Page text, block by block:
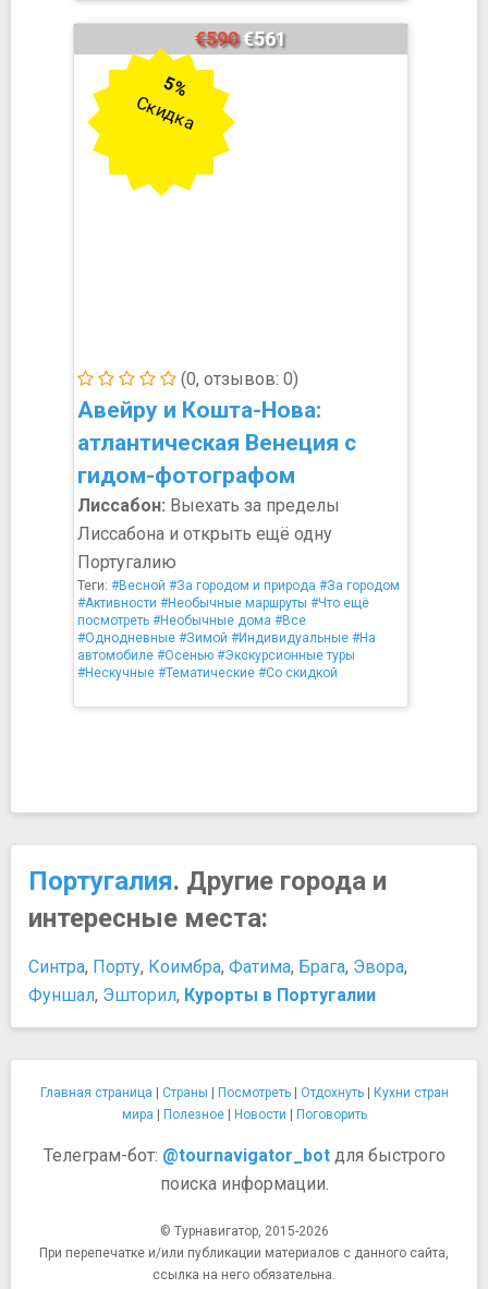
(0, отзывов: 0)
Авейру и Кошта-Нова:
атлантическая Венеция с
гидом-фотографом
€590€561
5%
Скидка
Лиссабон: Выехать за пределы
Лиссабона и открыть ещё одну
Португалию
Теги: #Весной #За городом и природа #За городом
#Активности #Необычные маршруты #Что ещё
посмотреть #Необычные дома #Все
#Однодневные #Зимой #Индивидуальные #На
автомобиле #Осенью #Экскурсионные туры
#Нескучные #Тематические #Со скидкой
Португалия. Другие города и
интересные места:
Синтра, Порту, Коимбра, Фатима, Брага, Эвора,
Фуншал, Эшторил, Курорты в Португалии
Главная страница Страны Посмотреть| Отдохнуть|
Кухни стран
мира
Полезное| Новости Поговорить
Телеграм-бот: @tournavigator_botдля быстрого
поиска информации.
© Турнавигатор, 2015-2026
При перепечатке и/или публикации материалов с данного сайта,
ссылка на него обязательна.